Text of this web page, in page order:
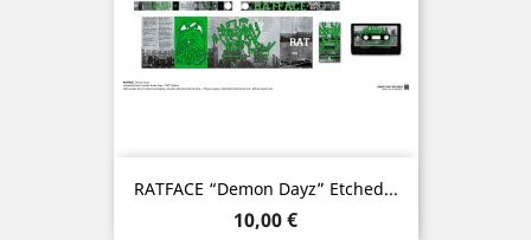
RATFACE “Demon Dayz” Etched...
Prix
10,00 €